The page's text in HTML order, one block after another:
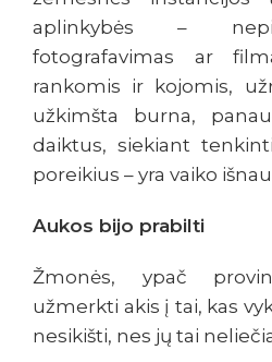
aplinkybės –
fotografavimas ar
rankomis ir kojomis,
užkimšta burna,
daiktus, siekiant
poreikius – yra vaiko
Aukos bijo prabilti
Žmonės, ypač
užmerkti akis į tai, kas
nesikišti, nes jų tai